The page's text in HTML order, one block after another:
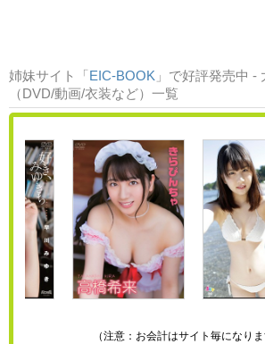
姉妹サイト「EIC-BOOK 」で好評発売中 -
（DVD/動画/衣装など）一覧
（注意：お会計はサイト毎になり